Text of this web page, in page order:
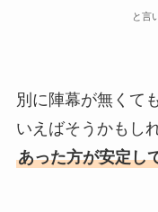
と言
別に陣幕が無くて
いえばそうかもし
あった方が安定し